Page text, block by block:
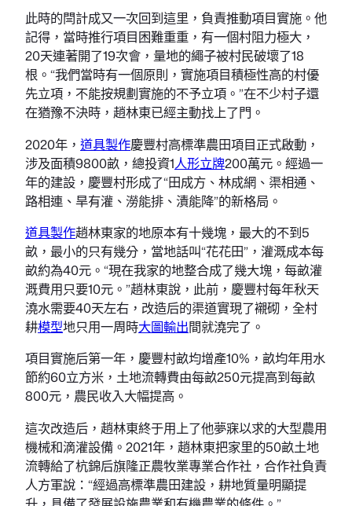
此時的閆計成又一次回到這里，負責推動項目實施。他
記得，當時推行項目困難重重，有一個村阻力極大，
20天連著開了19次會，量地的繩子被村民破壞了18
根。“我們當時有一個原則，實施項目積極性高的村優
先立項，不能按規劃實施的不予立項。”在不少村子還
在猶豫不決時，趙林東已經主動找上了門。
2020年， 道具製作慶豐村高標準農田項目正式啟動，
涉及面積9800畝，總投資1人形立牌200萬元。經過一
年的建設，慶豐村形成了“田成方、林成網、渠相通、
路相連、旱有灌、澇能排、漬能降”的新格局。
道具製作趙林東家的地原本有十幾塊，最大的不到5
畝，最小的只有幾分，當地話叫“花花田”，灌溉成本每
畝約為40元。“現在我家的地整合成了幾大塊，每畝灌
溉費用只要10元。”趙林東說，此前，慶豐村每年秋天
澆水需要40天左右，改造后的渠道實現了襯砌，全村
耕模型地只用一周時大圖輸出間就澆完了。
項目實施后第一年，慶豐村畝均增產10%，畝均年用水
節約60立方米，土地流轉費由每畝250元提高到每畝
800元，農民收入大幅提高。
這次改造后，趙林東終于用上了他夢寐以求的大型農用
機械和滴灌設備。2021年，趙林東把家里的50畝土地
流轉給了杭錦后旗隆正農牧業專業合作社，合作社負責
人方軍說：“經過高標準農田建設，耕地質量明顯提